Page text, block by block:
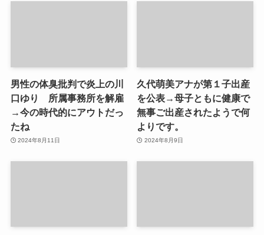
男性の体臭批判で炎上の川
口ゆり 所属事務所を解雇
→今の時代的にアウトだっ
たね
2024年8月11日
久代萌美アナが第１子出産
を公表→母子ともに健康で
無事ご出産されたようで何
よりです。
2024年8月9日